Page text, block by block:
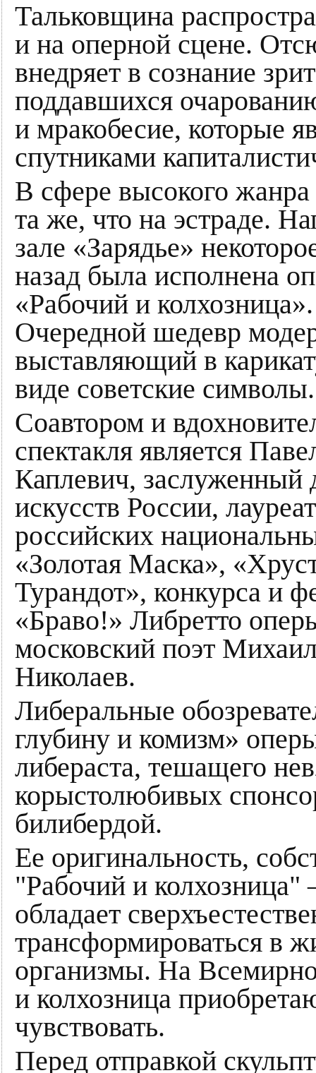
Тальковщина
и на оперной сцене.
внедряет в сознание
поддавшихся
и мракобесие, которые
спутниками
В сфере высокого жанра
та же, что на эстраде.
зале «Зарядье»
назад была исполнена
«Рабочий и колхозница».
Очередной шедевр
выставляющий в
виде советские символы.
Соавтором и
спектакля является
Каплевич, заслуженный
искусств России, лауреат
российских
«Золотая Маска»,
Турандот», конкурса и
«Браво!» Либретто
московский поэт
Николаев.
Либеральные
глубину и комизм»
либераста, тешащего
корыстолюбивых
билибердой.
Ее оригинальность,
"Рабочий и колхозница"
обладает
трансформироваться в
организмы. На
и колхозница
чувствовать.
Перед отправкой